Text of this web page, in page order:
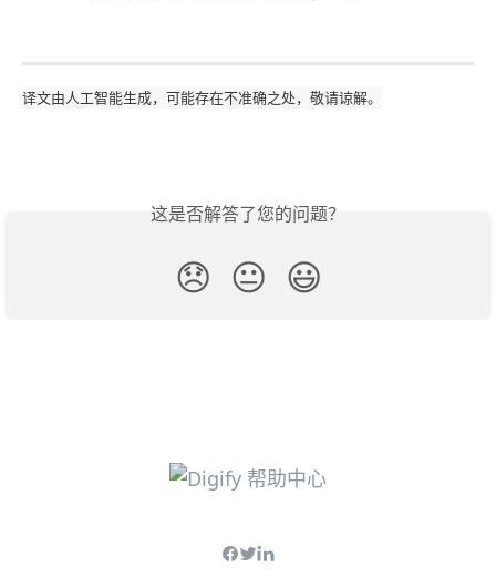
译文由人工智能生成，可能存在不准确之处，敬请谅解。
这是否解答了您的问题？
😞 😐 😃